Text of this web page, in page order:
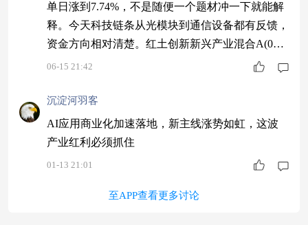
单日涨到7.74%，不是随便一个题材冲一下就能解
释。今天科技链条从光模块到通信设备都有反馈，
资金方向相对清楚。红土创新新兴产业混合A(001
753)前十大持仓里有中际旭创、新易盛、东山精
奏，比一天涨跌更关键。
06-15 21:42
沉淀河羽客
AI应用商业化加速落地，新主线涨势如虹，这波
产业红利必须抓住
01-13 21:01
至APP查看更多讨论